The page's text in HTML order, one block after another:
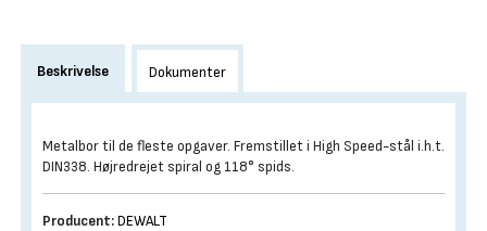
Beskrivelse Dokumenter
Metalbor til de fleste opgaver. Fremstillet i High Speed-stål i.h.t.
DIN338. Højredrejet spiral og 118° spids.
Producent:DEWALT